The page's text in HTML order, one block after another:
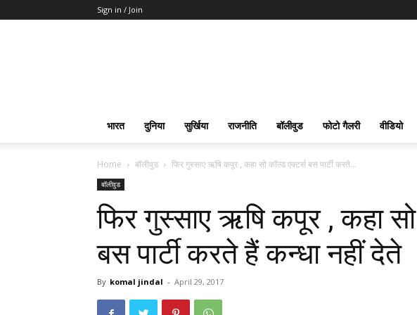
Sign in / Join
भारत दुनिया सुर्खिया राजनीति बॉलीवुड फोटो गैलरी वीडियो
Home बॉलीवुड फिर गुस्साए ऋषि कपूर , कहा सो कॉल्ड एक्टर्स बस पार्टी करते...
बॉलीवुड
फिर गुस्साए ऋषि कपूर , कहा
बस पार्टी करते हैं कन्धा नहीं देते
By komal jindal - April 29, 2017